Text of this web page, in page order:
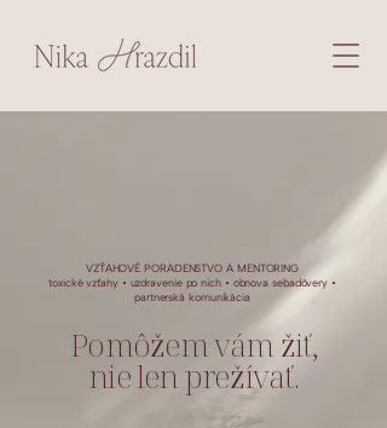
VZŤAHOVÉ PORADENSTVO A MENTORING
toxické vzťahy • uzdravenie po nich • obnova sebadôvery •
partnerská komunikácia
Pomôžem vám žiť,
nie len prežívať.